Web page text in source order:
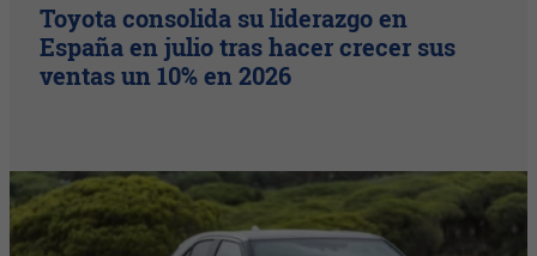
Toyota consolida su liderazgo en
España en julio tras hacer crecer sus
ventas un 10% en 2026